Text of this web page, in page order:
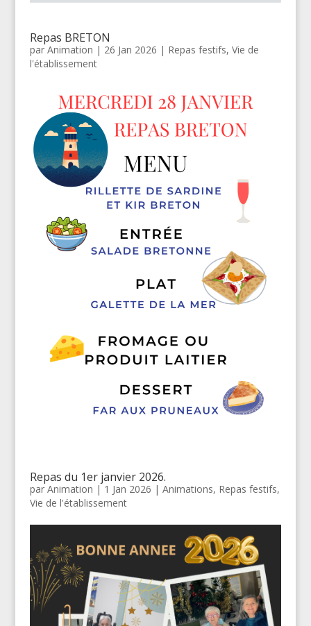
Repas BRETON
par Animation | 26 Jan 2026 | Repas festifs, Vie de
l'établissement
Repas du 1er janvier 2026.
par Animation | 1 Jan 2026 | Animations, Repas festifs,
Vie de l'établissement